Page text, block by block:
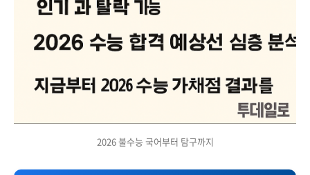
2026 불수능 국어부터 탐구까지